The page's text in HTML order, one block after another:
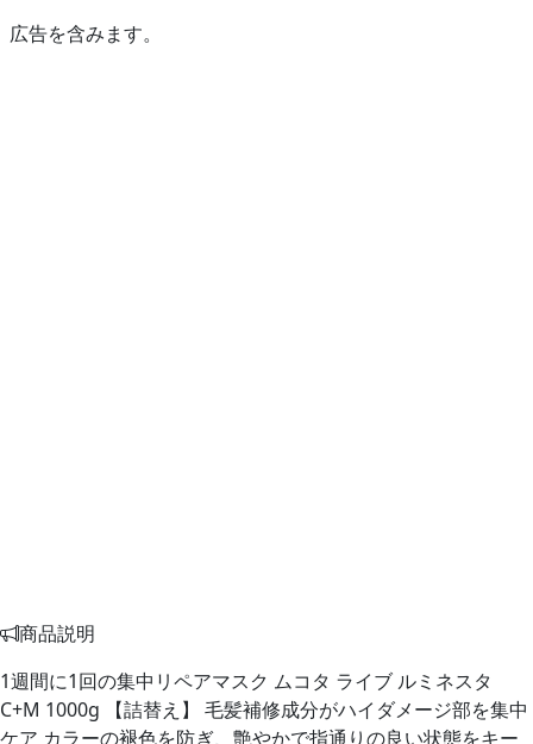
広告を含みます。
商品説明
1週間に1回の集中リペアマスク ムコタ ライブ ルミネスタ
C+M 1000g 【詰替え】 毛髪補修成分がハイダメージ部を集中
ケア カラーの褪色を防ぎ、艶やかで指通りの良い状態をキー